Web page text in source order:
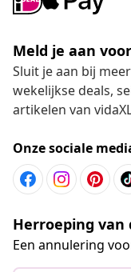
Meld je aan
Sluit je aan bij
wekelijkse deals,
artikelen van
Onze sociale
Herroeping van
Een annulering